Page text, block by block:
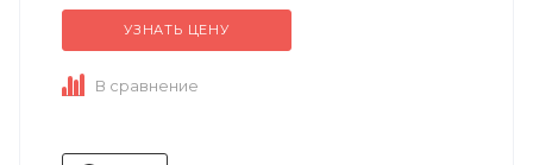
шоп-праймера...
УЗНАТЬ ЦЕНУ
В сравнение